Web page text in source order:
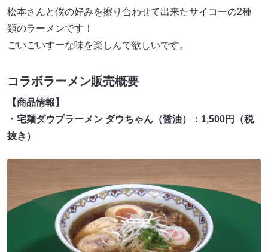
松本さんと僕の好みを擦り合わせて出来たサイコーの2種
類のラーメンです！
ごいごいすーな味を楽しんで欲しいです。
コラボラーメン販売概要
【商品情報】
・宅麺ダウプラーメン ダウちゃん（醤油）：1,500円（税
抜き）